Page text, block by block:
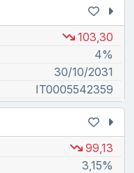
103,30
4%
30/10/2031
IT0005542359
99,13
3,15%